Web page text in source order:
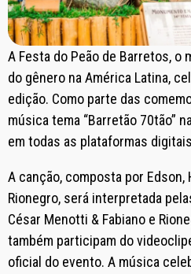
A Festa do Peão de Barretos, o
do gênero na América Latina,
edição. Como parte das
música tema “Barretão 70tão”
em todas as plataformas
A canção, composta por Edson,
Rionegro, será interpretada
César Menotti & Fabiano e
também participam do
oficial do evento. A música